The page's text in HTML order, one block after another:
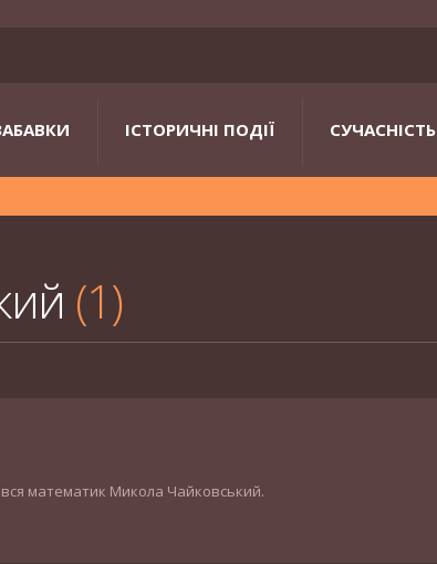
ІСТОРИЧНІ ПОДІЇ СУЧАСНІСТЬ
1
математик Микола Чайковський.